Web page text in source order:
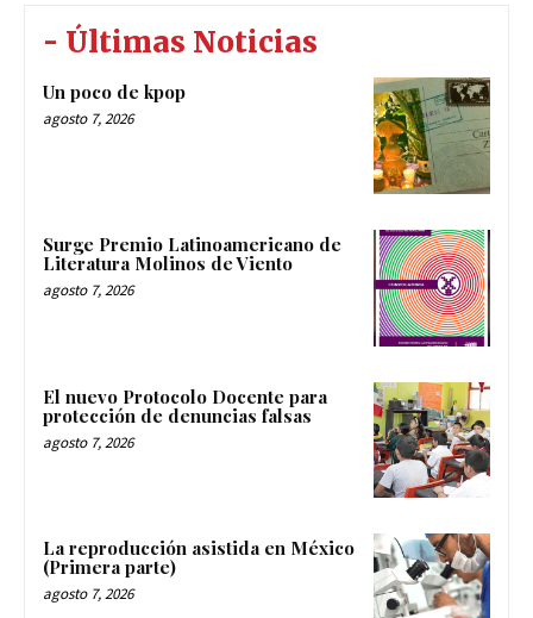
- Últimas Noticias
Un poco de kpop
agosto 7, 2026
Surge Premio Latinoamericano de
Literatura Molinos de Viento
agosto 7, 2026
El nuevo Protocolo Docente para
protección de denuncias falsas
agosto 7, 2026
La reproducción asistida en México
(Primera parte)
agosto 7, 2026